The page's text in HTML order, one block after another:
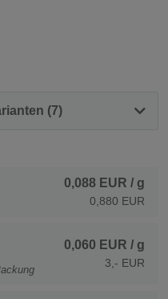
(7)
0,088 EUR / g
0,880 EUR
0,060 EUR / g
3,- EUR